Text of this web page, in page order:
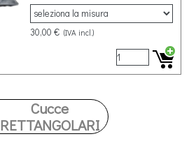
30,00 € (IVA incl.)
Cucce
RETTANGOLARI